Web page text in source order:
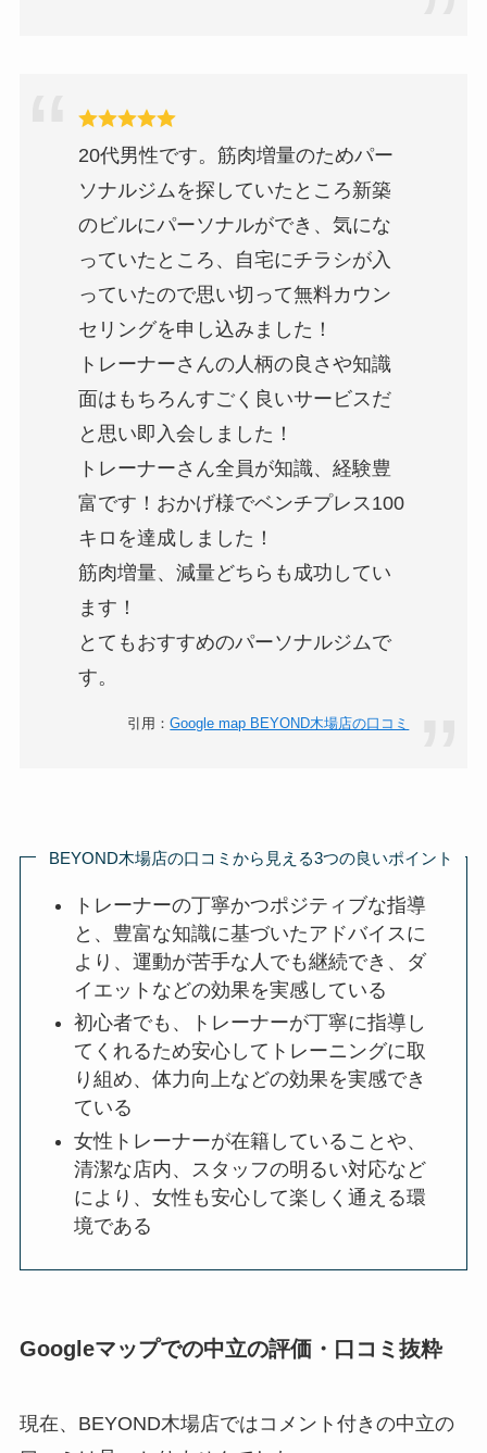
20代男性です。筋肉増量のためパー
ソナルジムを探していたところ新築
のビルにパーソナルができ、気にな
っていたところ、自宅にチラシが入
っていたので思い切って無料カウン
セリングを申し込みました！
トレーナーさんの人柄の良さや知識
面はもちろんすごく良いサービスだ
と思い即入会しました！
トレーナーさん全員が知識、経験豊
富です！おかげ様でベンチプレス100
キロを達成しました！
筋肉増量、減量どちらも成功してい
ます！
とてもおすすめのパーソナルジムで
す。
引用：Google map BEYOND木場店の口コミ
BEYOND木場店の口コミから見える3つの良いポイント
トレーナーの丁寧かつポジティブな指導
と、豊富な知識に基づいたアドバイスに
より、運動が苦手な人でも継続でき、ダ
イエットなどの効果を実感している
初心者でも、トレーナーが丁寧に指導し
てくれるため安心してトレーニングに取
り組め、体力向上などの効果を実感でき
ている
女性トレーナーが在籍していることや、
清潔な店内、スタッフの明るい対応など
により、女性も安心して楽しく通える環
境である
Googleマップでの中立の評価・口コミ抜粋
現在、BEYOND木場店ではコメント付きの中立の